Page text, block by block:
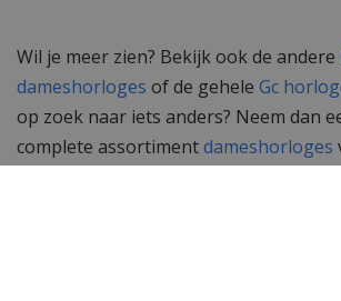
Wil je meer zien? Bekijk ook de andere
dameshorloges of de gehele Gc
op zoek naar iets anders? Neem dan
complete assortimentdameshorloges